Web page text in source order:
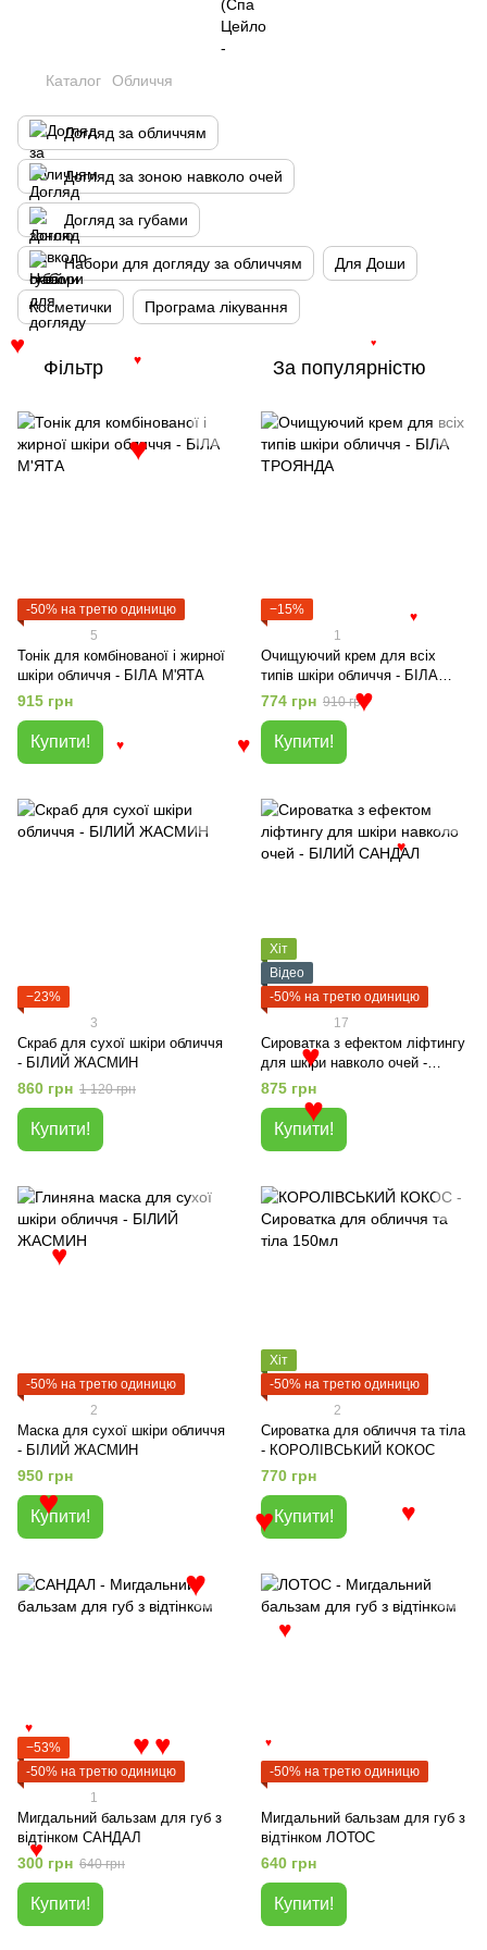
Каталог Обличчя
Догляд за обличчям
Догляд за зоною навколо очей
Догляд за губами
Набори для догляду за обличчям Для Доши
Косметички Програма лікування
Фільтр За популярністю
-50% на третю одиницю
5
Тонік для комбінованої і жирної
шкіри обличчя - БІЛА М'ЯТА
915 грн
Купити!
−15%
1
Очищуючий крем для всіх
типів шкіри обличчя - БІЛА
ТРОЯНДА
774 грн 910 грн
Купити!
−23%
3
Скраб для сухої шкіри обличчя
- БІЛИЙ ЖАСМИН
860 грн 1 120 грн
Купити!
Хіт
Відео
-50% на третю одиницю
17
Сироватка з ефектом ліфтингу
для шкіри навколо очей -
БІЛИЙ САНДАЛ
875 грн
Купити!
-50% на третю одиницю
2
Маска для сухої шкіри обличчя
- БІЛИЙ ЖАСМИН
950 грн
Купити!
Хіт
-50% на третю одиницю
2
Cироватка для обличчя та тіла
- КОРОЛІВСЬКИЙ КОКОС
770 грн
Купити!
−53%
-50% на третю одиницю
1
Мигдальний бальзам для губ з
відтінком САНДАЛ
300 грн 640 грн
Купити!
-50% на третю одиницю
Мигдальний бальзам для губ з
відтінком ЛОТОС
640 грн
Купити!
♥
♥
♥
♥
♥
♥
♥
♥
♥
♥
♥
♥
♥ ♥
♥
♥
♥
♥
♥
♥
♥